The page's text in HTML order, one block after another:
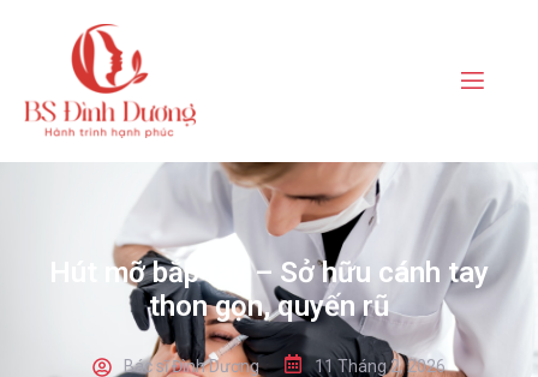
Hút mỡ bắp tay – Sở hữu cánh tay
thon gọn, quyến rũ
Bác sĩ Đình Dương 11 Tháng 2, 2026